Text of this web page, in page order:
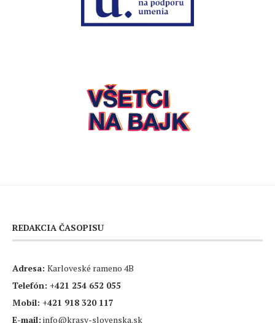
REDAKCIA ČASOPISU
Adresa: Karloveské rameno 4B
Telefón: +421 254 652 055
Mobil: +421 918 320 117
E-mail: info@krasy-slovenska.sk